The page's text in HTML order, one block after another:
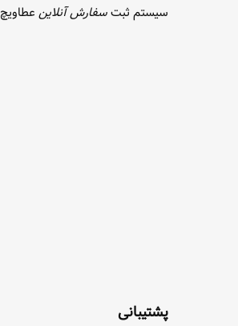
سیستم ثبتسفارش آنلاین
پشتیبانی